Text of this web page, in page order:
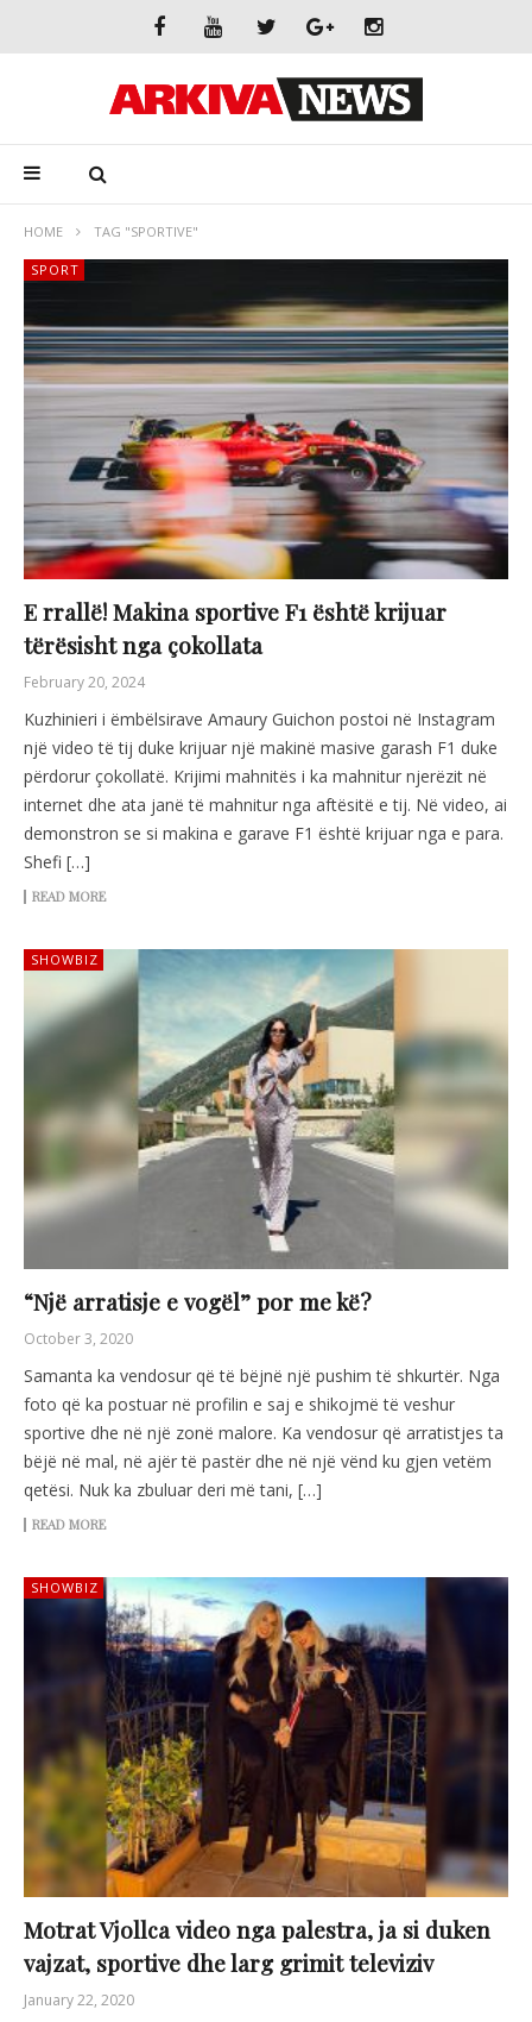
HOME TAG "SPORTIVE"
SPORT
E rrallë! Makina sportive F1 është krijuar
tërësisht nga çokollata
February 20, 2024
Kuzhinieri i ëmbëlsirave Amaury Guichon postoi në Instagram
një video të tij duke krijuar një makinë masive garash F1 duke
përdorur çokollatë. Krijimi mahnitës i ka mahnitur njerëzit në
internet dhe ata janë të mahnitur nga aftësitë e tij. Në video, ai
demonstron se si makina e garave F1 është krijuar nga e para.
Shefi […]
READ MORE
SHOWBIZ
“Një arratisje e vogël” por me kë?
October 3, 2020
Samanta ka vendosur që të bëjnë një pushim të shkurtër. Nga
foto që ka postuar në profilin e saj e shikojmë të veshur
sportive dhe në një zonë malore. Ka vendosur që arratistjes ta
bëjë në mal, në ajër të pastër dhe në një vënd ku gjen vetëm
qetësi. Nuk ka zbuluar deri më tani, […]
READ MORE
SHOWBIZ
Motrat Vjollca video nga palestra, ja si duken
vajzat, sportive dhe larg grimit televiziv
January 22, 2020